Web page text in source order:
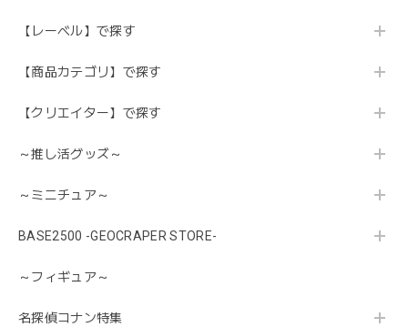
【レーベル】で探す
【商品カテゴリ】で探す
【クリエイター】で探す
～推し活グッズ～
～ミニチュア～
BASE2500 -GEOCRAPER STORE-
～フィギュア～
名探偵コナン特集